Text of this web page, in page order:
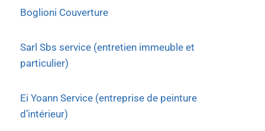
Boglioni Couverture
Sarl Sbs service (entretien immeuble et
particulier)
Ei Yoann Service (entreprise de peinture
d’intérieur)